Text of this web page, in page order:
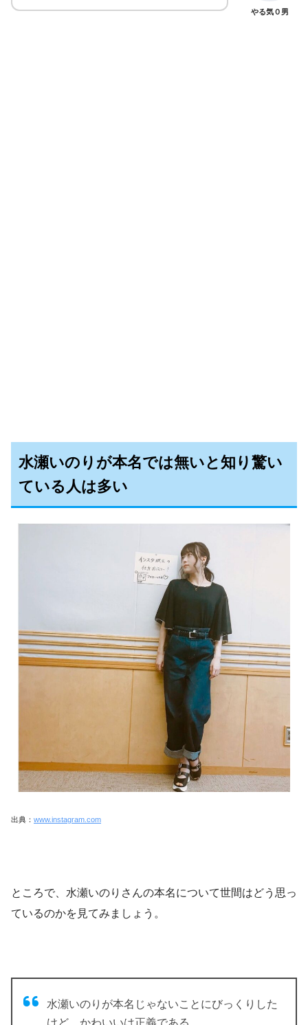
やる気０男
水瀬いのりが本名では無いと知り驚い
ている人は多い
出典： www.instagram.com
ところで、水瀬いのりさんの本名について世間はどう思っ
ているのかを見てみましょう。
水瀬いのりが本名じゃないことにびっくりした